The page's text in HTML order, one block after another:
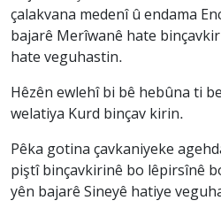
çalakvana medenî û endama
bajarê Merîwanê hate
hate veguhastin.
Hêzên ewlehî bi bê hebûna ti
welatiya Kurd binçav kirin.
Pêka gotina çavkaniyeke
piştî binçavkirinê bo lêpirsînê
yên bajarê Sineyê hatiye